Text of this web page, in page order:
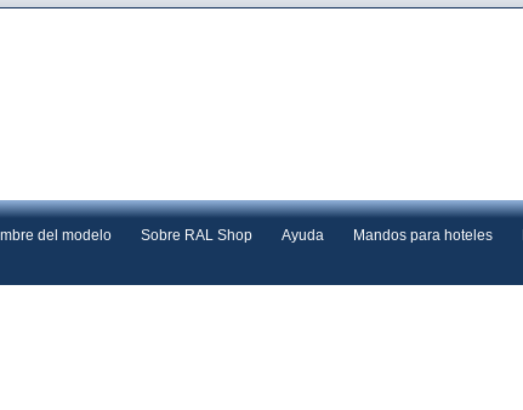
del modelo Sobre RAL Shop Ayuda Mandos para hoteles